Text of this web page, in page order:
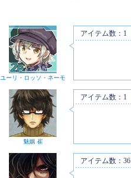
ユーリ・ロッソ・ネーモ
アイテム数：1
魅姻 崔
アイテム数：1
アイテム数：36